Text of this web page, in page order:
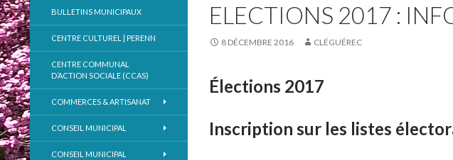
ELECTIONS 2017 :
8 DÉCEMBRE 2016 CLÉGUÉREC
Élections 2017
Inscription sur les listes
BULLETINS MUNICIPAUX
CENTRE CULTUREL | PERENN
CENTRE COMMUNAL
D’ACTION SOCIALE (CCAS)
COMMERCES & ARTISANAT
CONSEIL MUNICIPAL
CONSEIL MUNICIPAL